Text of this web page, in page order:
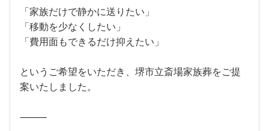
「家族だけで静かに送りたい」
「移動を少なくしたい」
「費用面もできるだけ抑えたい」
というご希望をいただき、堺市立斎場家族葬をご提
案いたしました。
⸻